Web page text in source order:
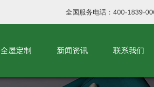
全国服务电话：400-1839-
全屋定制 新闻资讯 联系我们